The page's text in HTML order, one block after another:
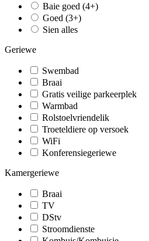
Baie goed (4+)
Goed (3+)
Sien alles
Geriewe
Swembad
Braai
Gratis veilige parkeerplek
Warmbad
Rolstoelvriendelik
Troeteldiere op versoek
WiFi
Konferensiegeriewe
Kamergeriewe
Braai
TV
DStv
Stroomdienste